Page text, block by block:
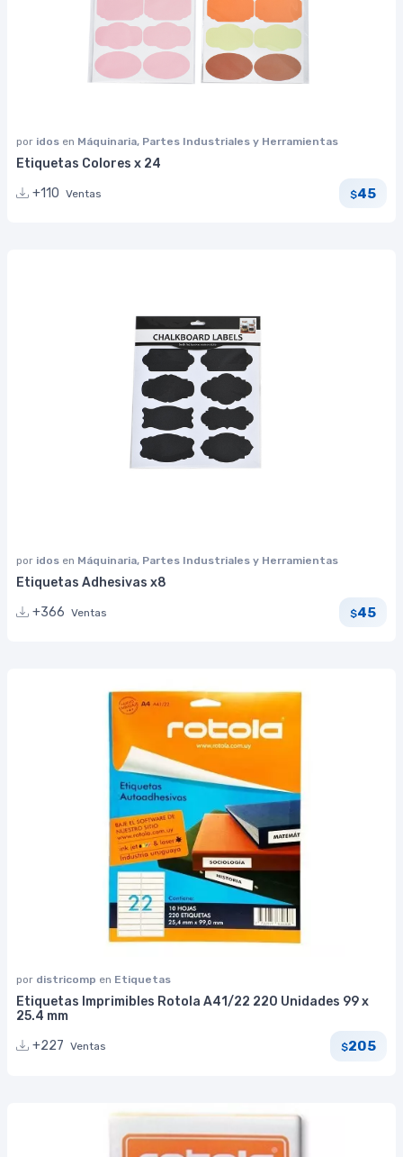
por idos en Máquinaria, Partes Industriales y Herramientas
Etiquetas Colores x 24
+110 Ventas $45
por idos en Máquinaria, Partes Industriales y Herramientas
Etiquetas Adhesivas x8
+366 Ventas $45
por districomp en Etiquetas
Etiquetas Imprimibles Rotola A41/22 220 Unidades 99 x
25.4 mm
+227 Ventas $205